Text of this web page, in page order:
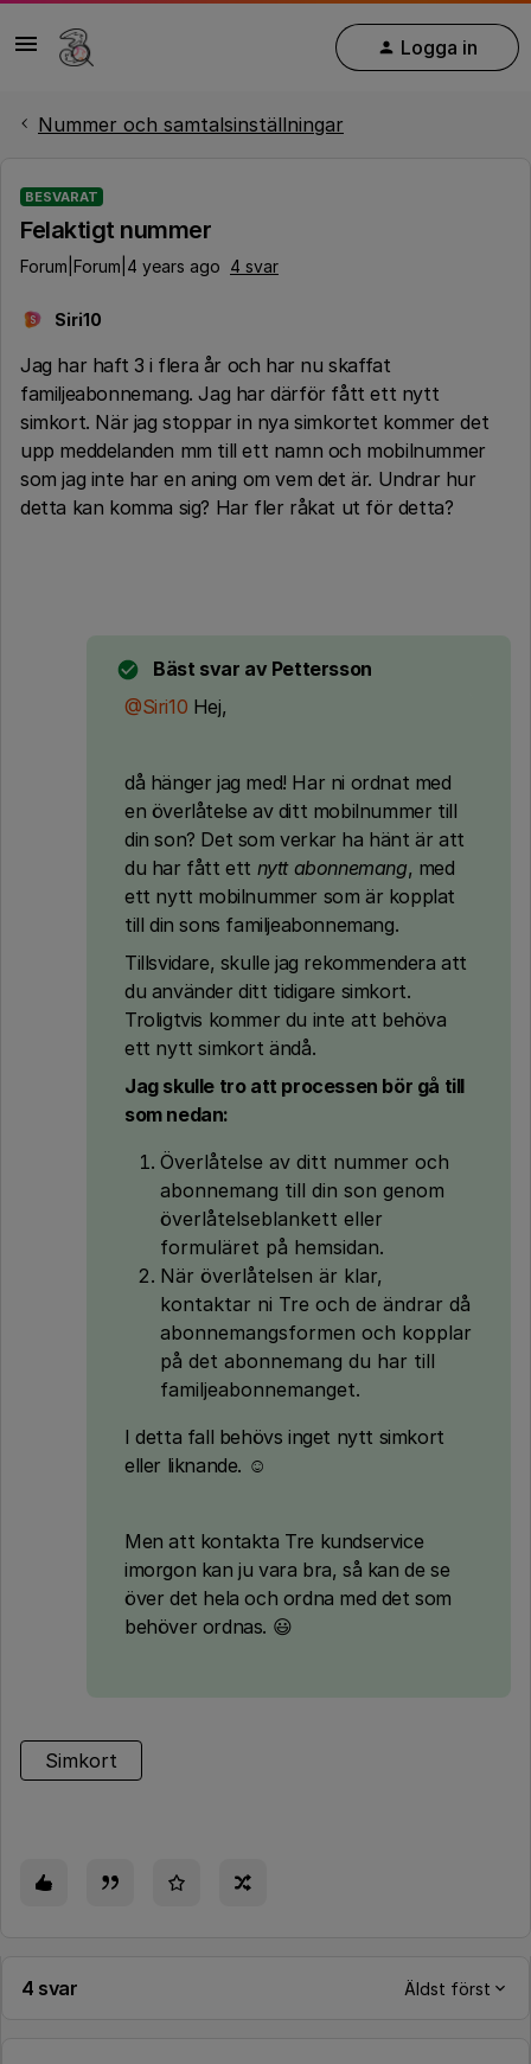
Logga in
Nummer och samtalsinställningar
BESVARAT
Felaktigt nummer
Forum|Forum|4 years ago 4 svar
S Siri10
Jag har haft 3 i flera år och har nu skaffat
familjeabonnemang. Jag har därför fått ett nytt
simkort. När jag stoppar in nya simkortet kommer det
upp meddelanden mm till ett namn och mobilnummer
som jag inte har en aning om vem det är. Undrar hur
detta kan komma sig? Har fler råkat ut för detta?
Bäst svar av Pettersson
@Siri10 Hej,
då hänger jag med! Har ni ordnat med
en överlåtelse av ditt mobilnummer till
din son? Det som verkar ha hänt är att
du har fått ett nytt abonnemang, med
ett nytt mobilnummer som är kopplat
till din sons familjeabonnemang.
Tillsvidare, skulle jag rekommendera att
du använder ditt tidigare simkort.
Troligtvis kommer du inte att behöva
ett nytt simkort ändå.
Jag skulle tro att processen bör gå till
som nedan:
Överlåtelse av ditt nummer och
abonnemang till din son genom
överlåtelseblankett eller
formuläret på hemsidan.
När överlåtelsen är klar,
kontaktar ni Tre och de ändrar då
abonnemangsformen och kopplar
på det abonnemang du har till
familjeabonnemanget.
I detta fall behövs inget nytt simkort
eller liknande. ☺️
Men att kontakta Tre kundservice
imorgon kan ju vara bra, så kan de se
över det hela och ordna med det som
behöver ordnas. 😃
Simkort
4 svar Äldst först